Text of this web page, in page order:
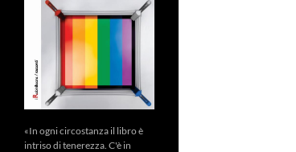
«In ogni circostanza il libro è
intriso di tenerezza. C'è in